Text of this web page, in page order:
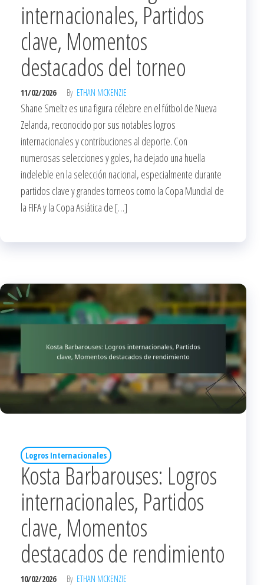
internacionales, Partidos
clave, Momentos
destacados del torneo
11/02/2026 By ETHAN MCKENZIE
Shane Smeltz es una figura célebre en el fútbol de Nueva
Zelanda, reconocido por sus notables logros
internacionales y contribuciones al deporte. Con
numerosas selecciones y goles, ha dejado una huella
indeleble en la selección nacional, especialmente durante
partidos clave y grandes torneos como la Copa Mundial de
la FIFA y la Copa Asiática de […]
Logros Internacionales
Kosta Barbarouses: Logros
internacionales, Partidos
clave, Momentos
destacados de rendimiento
10/02/2026 By ETHAN MCKENZIE